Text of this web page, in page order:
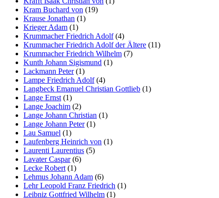
Kram Buchard von (19)
Krause Jonathan (1)
Krieger Adam (1)
Krummacher Friedrich Adolf(4)
Krummacher Friedrich Adolf der Ältere (11)
Krummacher Friedrich Wilhelm (7)
Kunth Johann Sigismund (1)
Lackmann Peter(1)
Lampe Friedrich Adolf(4)
Langbeck Emanuel Christian Gottlieb (1)
Lange Ernst (1)
Lange Joachim (2)
Lange Johann Christian (1)
Lange Johann Peter(1)
Lau Samuel (1)
Laufenberg Heinrich von (1)
Laurenti Laurentius (5)
Lavater Caspar(6)
Lecke Robert (1)
Lehmus Johann Adam (6)
Lehr Leopold Franz Friedrich (1)
Leibniz Gottfried Wilhelm (1)